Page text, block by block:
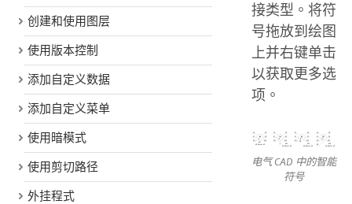
创建和使用图层
使用版本控制
添加自定义数据
添加自定义菜单
使用暗模式
使用剪切路径
外挂程式
接类型。将符
号拖放到绘图
上并右键单击
以获取更多选
项。
电气 CAD 中的智能
符号